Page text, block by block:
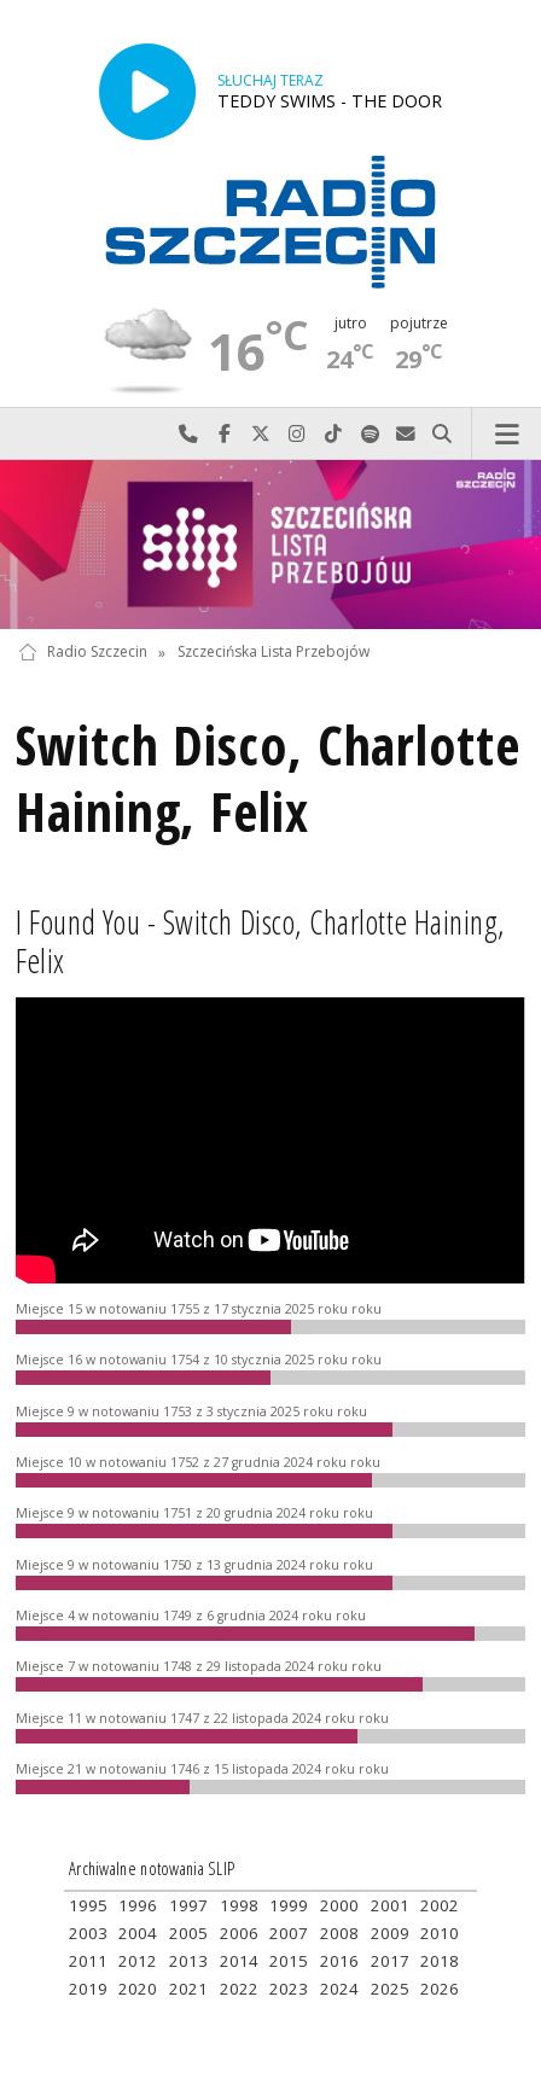
SŁUCHAJ TERAZ
TEDDY SWIMS - THE DOOR
16°C jutro
24°C
pojutrze
29°C
Najlepiej po prostu do nas zadzwoń
Odwiedź nas na Facebook-u
Odwiedź nas na X
Odwiedź nas na Instagram-ie
Odwiedź nas na TikTok-u
Szukaj nas na Spotify
Wyślij do nas
Szukaj
Radio Szczecin » Szczecińska Lista Przebojów
Switch Disco, Charlotte
Haining, Felix
I Found You - Switch Disco, Charlotte Haining,
Felix
Miejsce 15 w notowaniu 1755 z 17 stycznia 2025 roku roku
Miejsce 16 w notowaniu 1754 z 10 stycznia 2025 roku roku
Miejsce 9 w notowaniu 1753 z 3 stycznia 2025 roku roku
Miejsce 10 w notowaniu 1752 z 27 grudnia 2024 roku roku
Miejsce 9 w notowaniu 1751 z 20 grudnia 2024 roku roku
Miejsce 9 w notowaniu 1750 z 13 grudnia 2024 roku roku
Miejsce 4 w notowaniu 1749 z 6 grudnia 2024 roku roku
Miejsce 7 w notowaniu 1748 z 29 listopada 2024 roku roku
Miejsce 11 w notowaniu 1747 z 22 listopada 2024 roku roku
Miejsce 21 w notowaniu 1746 z 15 listopada 2024 roku roku
Archiwalne notowania SLIP
1995 1996 1997 1998 1999 2000 2001
2002
2003 2004 2005 2006 2007 2008 2009 2010
2011
2012 2013 2014 2015 2016 2017 2018
2019 2020 2021 2022 2023 2024 2025 2026